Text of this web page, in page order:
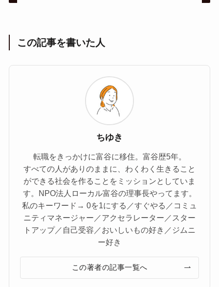
この記事を書いた人
ちゆき
転職をきっかけに富谷に移住。富谷歴5年。
すべての人がありのままに、わくわく生きること
ができる社会を作ることをミッションとしていま
す。NPO法人ローカル富谷の理事長やってます。
私のキーワード→ 0を1にする／すぐやる／コミュ
ニティマネージャー／アクセラレーター／スター
トアップ／自己受容／おいしいもの好き／ジムニ
ー好き
この著者の記事一覧へ